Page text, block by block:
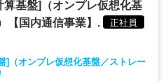
算基盤]（オンプレ仮想化基
【国内通信事業】.
正社員
]（オンプレ仮想化基盤／ストレー